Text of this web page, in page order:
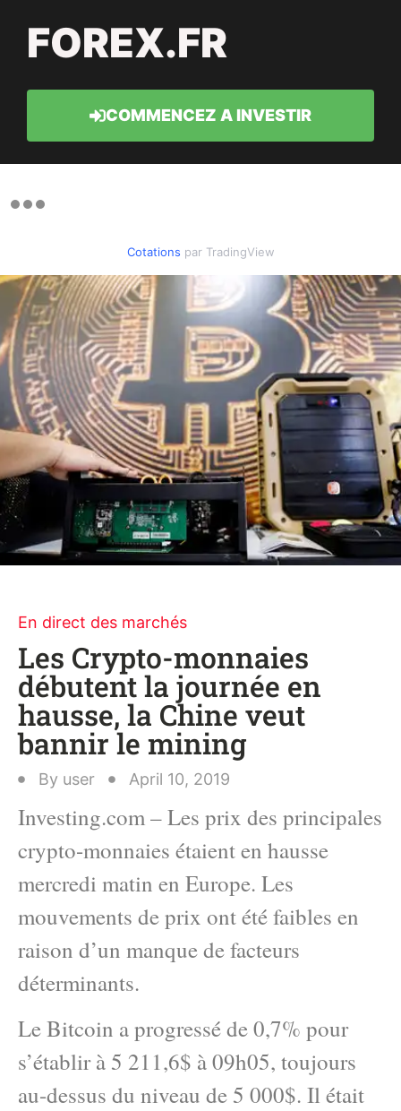
FOREX.FR
COMMENCEZ A INVESTIR
Cotations par TradingView
En direct des marchés
Les Crypto-monnaies
débutent la journée en
hausse, la Chine veut
bannir le mining
By user April 10, 2019
Investing.com – Les prix des principales
crypto-monnaies étaient en hausse
mercredi matin en Europe. Les
mouvements de prix ont été faibles en
raison d’un manque de facteurs
déterminants.
Le Bitcoin a progressé de 0,7% pour
s’établir à 5 211,6$ à 09h05, toujours
au-dessus du niveau de 5 000$. Il était